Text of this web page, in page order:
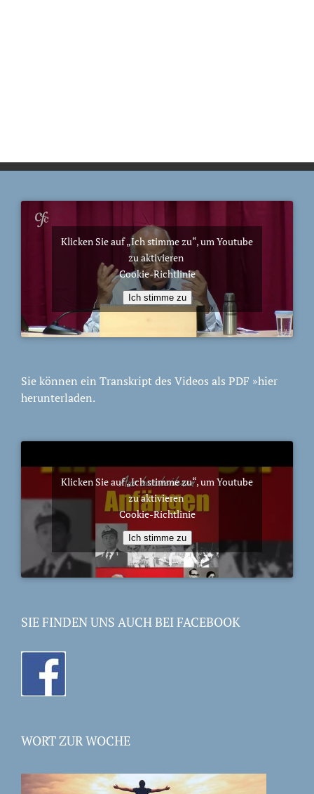
Klicken Sie auf „Ich stimme zu“, um Youtube
zu aktivieren
Cookie-Richtlinie
Ich stimme zu
Sie können ein Transkript des Videos als PDF »hier
herunterladen.
Klicken Sie auf „Ich stimme zu“, um Youtube
zu aktivieren
Cookie-Richtlinie
Ich stimme zu
SIE FINDEN UNS AUCH BEI FACEBOOK
WORT ZUR WOCHE